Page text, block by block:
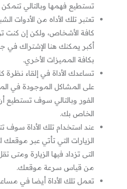
تستطيع فهمها وبالتالي
تعتبر تلك الأداه من الأدوات
كافة الأشخاص، ولكن إن كنت
أكبر يمكنك هنا الإشتراك في
بكافة المميزات الأخري.
تساعدك الأداة في إلقاء نظرة
على المشاكل الموجودة في
الفور وبالتالي سوف تستطيع
الخاص بك.
عند استخدام تلك الأداة
الزيارات التي تأتي عبر موقعك
التى تزداد فيها الزيارة ومتى
من قياس سرعة موقعك.
تعمل تلك الأداة أيضا في